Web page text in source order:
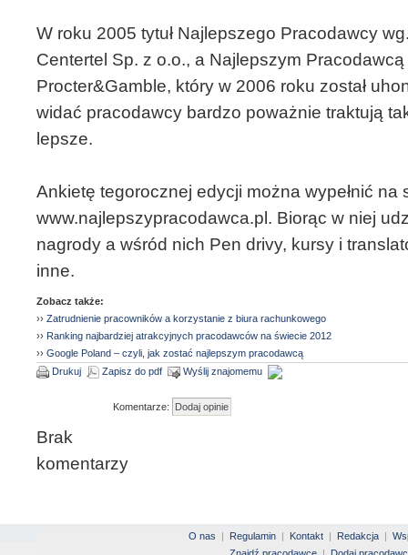
W roku 2005 tytuł Najlepszego Pracodawcy
Centertel Sp. z o.o., a Najlepszym Pracodawcą
Procter&Gamble, który w 2006 roku został
widać pracodawcy bardzo poważnie traktują
lepsze.
Ankietę tegorocznej edycji można wypełnić na
www.najlepszypracodawca.pl. Biorąc w niej
nagrody a wśród nich Pen drivy, kursy i
inne.
Zobacz także:
›› Zatrudnienie pracowników a korzystanie z biura rachunkowego
›› Ranking najbardziej atrakcyjnych pracodawców na świecie 2012
›› Google Poland – czyli, jak zostać najlepszym pracodawcą
Drukuj
Zapisz do pdf Wyślij znajomemu
Komentarze:
Brak
komentarzy
O nas | Regulamin | Kontakt | Redakcja |